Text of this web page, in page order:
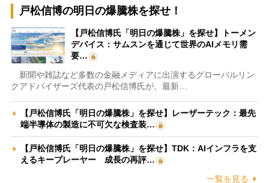
戸松信博の明日の爆騰株を探せ！
【戸松信博氏「明日の爆騰株」を探せ】トーメン
デバイス：サムスンを通じて世界のAIメモリ需
要…
新聞や雑誌など多数の金融メディアに出演するグローバルリン
クアドバイザーズ代表の戸松信博氏が、最新…
【戸松信博氏「明日の爆騰株」を探せ】レーザーテック：最先
端半導体の製造に不可欠な検査装…
【戸松信博氏「明日の爆騰株」を探せ】TDK：AIインフラを支
えるキープレーヤー 成長の再評…
一覧を見る